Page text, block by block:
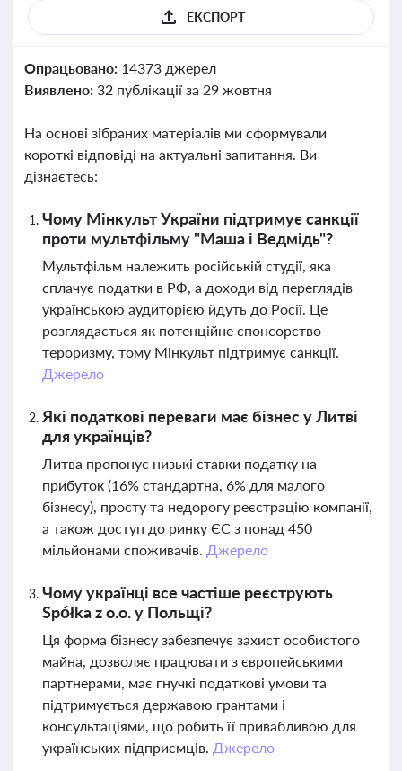
ЕКСПОРТ
Опрацьовано: 14373 джерел
Виявлено: 32 публікації за 29 жовтня
На основі зібраних матеріалів ми сформували
короткі відповіді на актуальні запитання. Ви
дізнаєтесь:
Чому Мінкульт України підтримує санкції
проти мультфільму "Маша і Ведмідь"?
Мультфільм належить російській студії, яка
сплачує податки в РФ, а доходи від переглядів
українською аудиторією йдуть до Росії. Це
розглядається як потенційне спонсорство
тероризму, тому Мінкульт підтримує санкції.
Джерело
Які податкові переваги має бізнес у Литві
для українців?
Литва пропонує низькі ставки податку на
прибуток (16% стандартна, 6% для малого
бізнесу), просту та недорогу реєстрацію компанії,
а також доступ до ринку ЄС з понад 450
мільйонами споживачів. Джерело
Чому українці все частіше реєструють
Spółka z o.o. у Польщі?
Ця форма бізнесу забезпечує захист особистого
майна, дозволяє працювати з європейськими
партнерами, має гнучкі податкові умови та
підтримується державою грантами і
консультаціями, що робить її привабливою для
українських підприємців. Джерело